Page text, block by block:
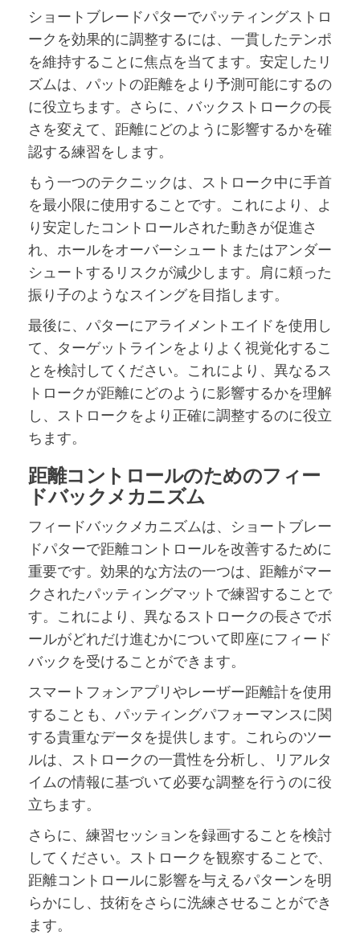
ショートブレードパターでパッティングストロ
ークを効果的に調整するには、一貫したテンポ
を維持することに焦点を当てます。安定したリ
ズムは、パットの距離をより予測可能にするの
に役立ちます。さらに、バックストロークの長
さを変えて、距離にどのように影響するかを確
認する練習をします。
もう一つのテクニックは、ストローク中に手首
を最小限に使用することです。これにより、よ
り安定したコントロールされた動きが促進さ
れ、ホールをオーバーシュートまたはアンダー
シュートするリスクが減少します。肩に頼った
振り子のようなスイングを目指します。
最後に、パターにアライメントエイドを使用し
て、ターゲットラインをよりよく視覚化するこ
とを検討してください。これにより、異なるス
トロークが距離にどのように影響するかを理解
し、ストロークをより正確に調整するのに役立
ちます。
距離コントロールのためのフィー
ドバックメカニズム
フィードバックメカニズムは、ショートブレー
ドパターで距離コントロールを改善するために
重要です。効果的な方法の一つは、距離がマー
クされたパッティングマットで練習することで
す。これにより、異なるストロークの長さでボ
ールがどれだけ進むかについて即座にフィード
バックを受けることができます。
スマートフォンアプリやレーザー距離計を使用
することも、パッティングパフォーマンスに関
する貴重なデータを提供します。これらのツー
ルは、ストロークの一貫性を分析し、リアルタ
イムの情報に基づいて必要な調整を行うのに役
立ちます。
さらに、練習セッションを録画することを検討
してください。ストロークを観察することで、
距離コントロールに影響を与えるパターンを明
らかにし、技術をさらに洗練させることができ
ます。